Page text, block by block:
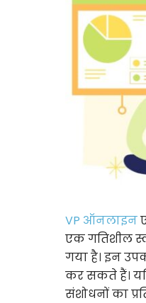
VP ऑनलाइन
एक गतिशील
गया है। इन
कर सकते हैं।
संशोधनों का